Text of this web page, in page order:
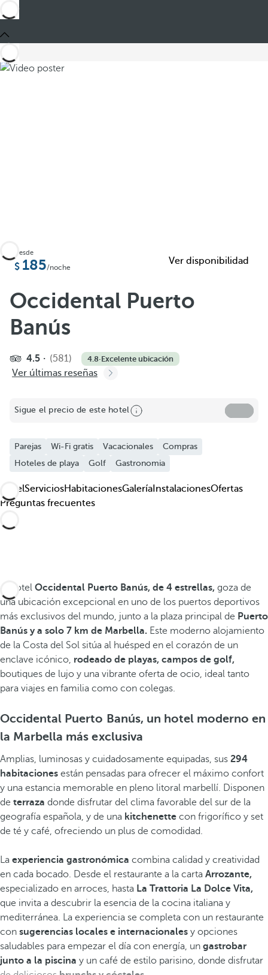
Añadir a favoritos
Ver más fotos y videos
Desde
185/noche
Ver disponibilidad
Occidental Puerto
Banús
4.5 (581) 4.8·Excelente ubicación
Ver últimas reseñas
Sigue el precio de este hotel
Parejas Wi-Fi gratis Vacacionales
Compras
Hoteles de playa
Golf Gastronomia
HotelServiciosHabitacionesGalería InstalacionesOfertas
Preguntas frecuentes
El hotel Occidental Puerto Banús, de 4 estrellas, goza de
una ubicación excepcional en uno de los puertos deportivos
más exclusivos del mundo, junto a la plaza principal de Puerto
Banús y a solo 7 km de Marbella. Este moderno alojamiento
de la Costa del Sol sitúa al huésped en el corazón de un
enclave icónico, rodeado de playas, campos de golf,
boutiques de lujo y una vibrante oferta de ocio, ideal tanto
para viajes en familia como con colegas.
Occidental Puerto Banús, un hotel moderno en
la Marbella más exclusiva
Amplias, luminosas y cuidadosamente equipadas, sus 294
habitaciones están pensadas para ofrecer el máximo confort
y una estancia memorable en pleno litoral marbellí. Disponen
de terraza donde disfrutar del clima favorable del sur de la
geografía española, y de una kitchenette con frigorífico y set
de té y café, ofreciendo un plus de comodidad.
La experiencia gastronómica combina calidad y creatividad
en cada bocado. Desde el restaurante a la carta Arrozante,
especializado en arroces, hasta La Trattoria La Dolce Vita,
que invita a descubrir la esencia de la cocina italiana y
mediterránea. La experiencia se completa con un restaurante
con sugerencias locales e internacionales y opciones
saludables para empezar el día con energía, un gastrobar
junto a la piscina y un café de estilo parisino, donde disfrutar